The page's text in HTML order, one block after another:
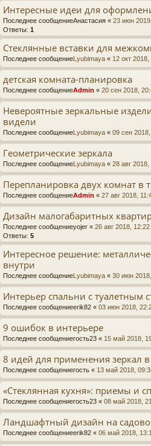
Интересные идеи для
Последнее сообщениеАнастасия « 23 июн
Ответы: 1
Стеклянные вставки для
Последнее сообщениеLyubimaya « 12 окт
детская комната-планировка
Последнее сообщениеAdmin « 20 сен 2018,
Невероятные зеркальные
видели
Последнее сообщениеLyubimaya « 09 сен
Геометрические зеркала
Последнее сообщениеLyubimaya « 28 авг 2018,
Перепланировка двух комнат в
Последнее сообщениеAdmin « 27 авг 2018,
Дизайн малогабаритных
Последнее сообщениеyojer « 26 авг 2018, 12:22
Ответы: 5
Интересное решение:
внутри
Последнее сообщениеLyubimaya « 30 июн
Интерьер спальни с туалетным
Последнее сообщениеerik82 « 03 июн 2018,
9 ошибок в интерьере
Последнее сообщениегость23 « 15 май 2018,
8 идей для применения зеркал
Последнее сообщениегость « 13 май 2018,
«Стеклянная кухня»: приемы и
Последнее сообщениегость23 « 08 май 2018,
Ландшафтный дизайн на
Последнее сообщениеerik82 « 06 май 2018,